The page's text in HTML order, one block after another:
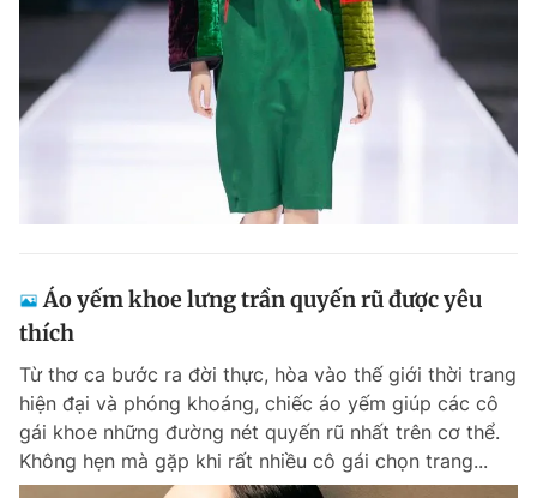
Áo yếm khoe lưng trần quyến rũ được yêu
thích
Từ thơ ca bước ra đời thực, hòa vào thế giới thời trang
hiện đại và phóng khoáng, chiếc áo yếm giúp các cô
gái khoe những đường nét quyến rũ nhất trên cơ thể.
Không hẹn mà gặp khi rất nhiều cô gái chọn trang...